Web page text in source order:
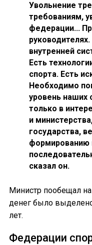
Увольнение
требованиям,
федерации...
внутренней
Есть
спорта. Есть
Необходимо
уровень наших
только в
и
государства,
формированию
сказал он.
Министр пообещал
денег было
лет.
Федерации